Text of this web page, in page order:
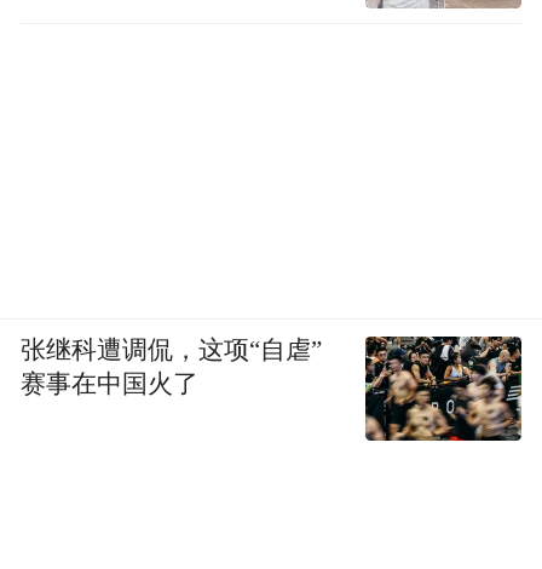
张继科遭调侃，这项“自虐”
赛事在中国火了